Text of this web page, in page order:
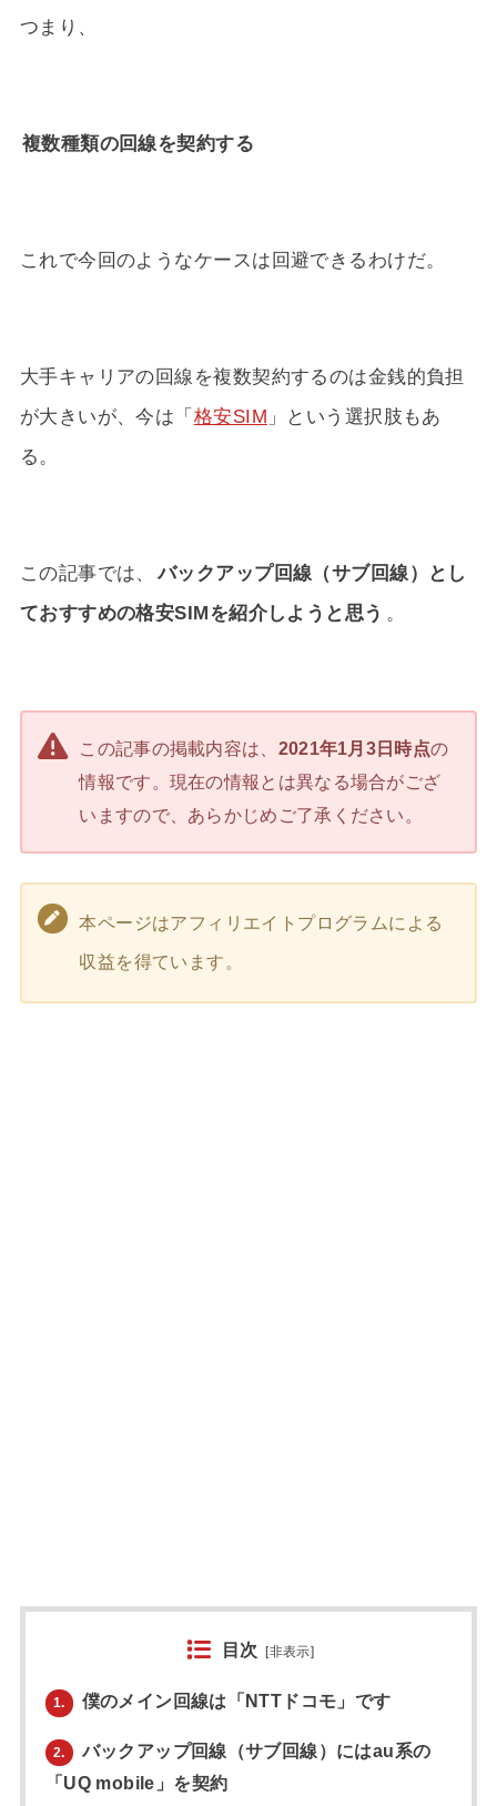
つまり、
複数種類の回線を契約する
これで今回のようなケースは回避できるわけだ。
大手キャリアの回線を複数契約するのは金銭的負担
が大きいが、今は「 格安SIM 」という選択肢もあ
る。
この記事では、 バックアップ回線（サブ回線）とし
ておすすめの格安SIMを紹介しようと思う 。
この記事の掲載内容は、 2021年1月3日時点の
情報です。現在の情報とは異なる場合がござ
いますので、あらかじめご了承ください。
本ページはアフィリエイトプログラムによる
収益を得ています。
目次 [非表示]
1. 僕のメイン回線は「NTTドコモ」です
2.
バックアップ回線（サブ回線）にはau系の
「UQ mobile」を契約